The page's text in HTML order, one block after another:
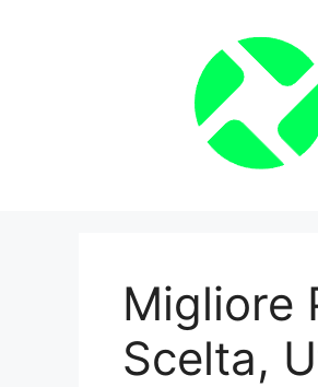
Migliore
Scelta,